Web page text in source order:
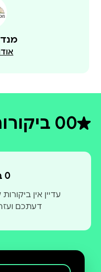
0דירוג ממוצע 0
0 ביקורות
0 ביקורות
עדיין אין
דעתכם